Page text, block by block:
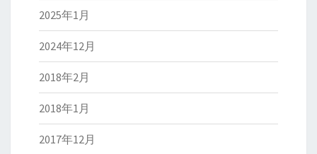
2025年1月
2024年12月
2018年2月
2018年1月
2017年12月